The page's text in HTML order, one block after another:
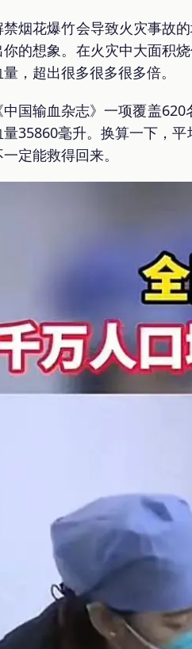
禁烟花爆竹会导致火灾事故
你的想象。在火灾中大面积
量，超出很多很多很多倍。
中国输血杂志》一项覆盖
量35860毫升。换算一下，
定能救得回来。